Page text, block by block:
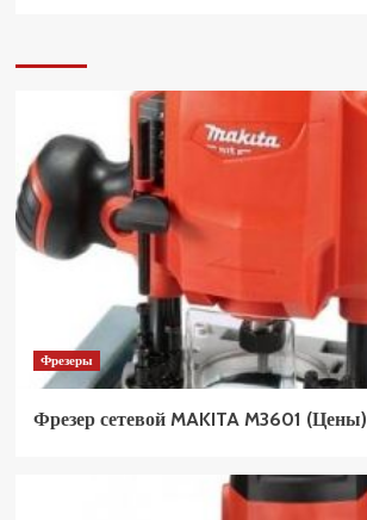
Фрезеры
Фрезер сетевой MAKITA M3601 (Цены)